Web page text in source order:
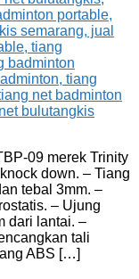
09 merek Trinity
down. – Tiang
tebal 3mm. –
– Ujung
dari lantai. –
tali
ABS […]